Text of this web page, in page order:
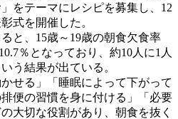
をテーマにレシピを募集し、12
式を開催した。
と、15歳～19歳の朝食欠食率
％となっており、約10人に1人
う結果が出ている。
せる」「睡眠によって下がって
便の習慣を身に付ける」「必要
大切な役割があり、朝食を抜く